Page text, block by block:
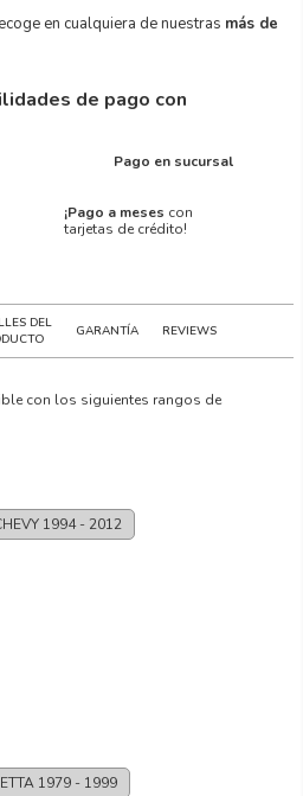
en cualquiera de nuestras más de
de pago con
Pago en sucursal
¡Pago a meses con
tarjetas de crédito!
DEL
GARANTÍA REVIEWS
con los siguientes rangos de
1994 - 2012
1979 - 1999